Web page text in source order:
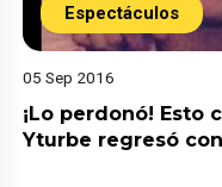
Espectáculos
05 Sep 2016
¡Lo perdonó! Esto
Yturbe regresó